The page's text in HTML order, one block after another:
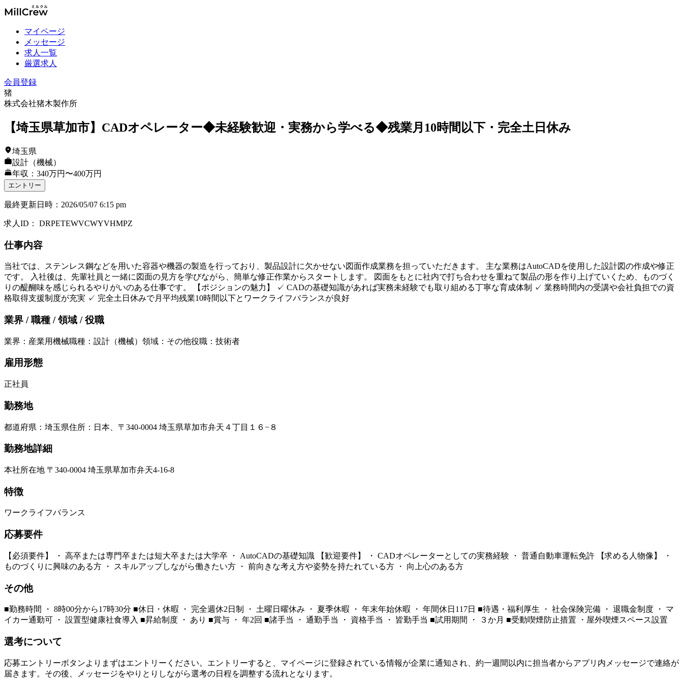
マイページ
メッセージ
求人一覧
厳選求人
会員登録
猪
株式会社猪木製作所
【埼玉県草加市】CADオペレーター◆未経験歓迎・実務から学べる◆残業月10時間以下・完全土日休み
埼玉県
設計（機械）
年収：340万円〜400万円
エントリー
最終更新日時 ： 2026/05/07 6:15 pm
求人ID ： DRPETEWVCWYVHMPZ
仕事内容
当社では、ステンレス鋼などを用いた容器や機器の製造を行っており、製品設計に欠かせない図面作成業務を担っていただきます。 主な業務はAutoCADを使用した設計図の作成や修正
です。 入社後は、先輩社員と一緒に図面の見方を学びながら、簡単な修正作業からスタートします。 図面をもとに社内で打ち合わせを重ねて製品の形を作り上げていくため、ものづく
りの醍醐味を感じられるやりがいのある仕事です。 【ポジションの魅力】 ✓ CADの基礎知識があれば実務未経験でも取り組める丁寧な育成体制 ✓ 業務時間内の受講や会社負担での資
格取得支援制度が充実 ✓ 完全土日休みで月平均残業10時間以下とワークライフバランスが良好
業界 / 職種 / 領域 / 役職
業界 ： 産業用機械職種 ： 設計（機械） 領域 ： その他役職 ： 技術者
雇用形態
正社員
勤務地
都道府県 ： 埼玉県住所 ： 日本、〒340-0004 埼玉県草加市弁天４丁目１６−８
勤務地詳細
本社所在地 〒340-0004 埼玉県草加市弁天4-16-8
特徴
ワークライフバランス
応募要件
【必須要件】 ・ 高卒または専門卒または短大卒または大学卒 ・ AutoCADの基礎知識 【歓迎要件】 ・ CADオペレーターとしての実務経験 ・ 普通自動車運転免許 【求める人物像】 ・
ものづくりに興味のある方 ・ スキルアップしながら働きたい方 ・ 前向きな考え方や姿勢を持たれている方 ・ 向上心のある方
その他
■勤務時間 ・ 8時00分から17時30分 ■休日・休暇 ・ 完全週休2日制 ・ 土曜日曜休み ・ 夏季休暇 ・ 年末年始休暇 ・ 年間休日117日 ■待遇・福利厚生 ・ 社会保険完備 ・ 退職金制度 ・ マ
イカー通勤可 ・ 設置型健康社食導入 ■昇給制度 ・ あり ■賞与 ・ 年2回 ■諸手当 ・ 通勤手当 ・ 資格手当 ・ 皆勤手当 ■試用期間 ・ ３か月 ■受動喫煙防止措置 ・屋外喫煙スペース設置
選考について
応募エントリーボタンよりまずはエントリーください。エントリーすると、マイページに登録されている情報が企業に通知され、約一週間以内に担当者からアプリ内メッセージで連絡が
届きます。その後、メッセージをやりとりしながら選考の日程を調整する流れとなります。